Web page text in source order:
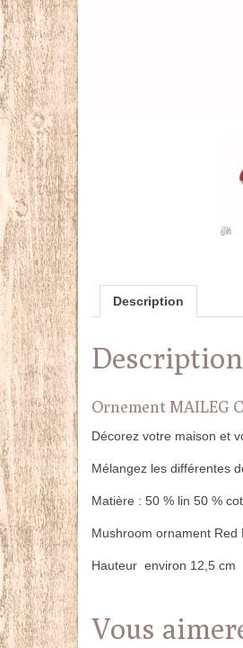
Description
Description
Ornement MAILEG
Décorez votre maison et
Mélangez les différentes
Matière : 50 % lin 50 %
Mushroom ornament
Hauteur environ 12,5 cm
Vous